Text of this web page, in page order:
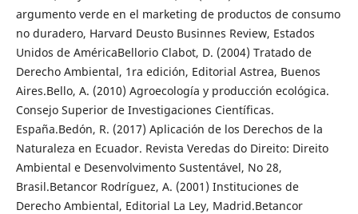
argumento verde en el marketing de productos de consumo
no duradero, Harvard Deusto Businnes Review, Estados
Unidos de AméricaBellorio Clabot, D. (2004) Tratado de
Derecho Ambiental, 1ra edición, Editorial Astrea, Buenos
Aires.Bello, A. (2010) Agroecología y producción ecológica.
Consejo Superior de Investigaciones Científicas.
España.Bedón, R. (2017) Aplicación de los Derechos de la
Naturaleza en Ecuador. Revista Veredas do Direito: Direito
Ambiental e Desenvolvimento Sustentável, No 28,
Brasil.Betancor Rodríguez, A. (2001) Instituciones de
Derecho Ambiental, Editorial La Ley, Madrid.Betancor